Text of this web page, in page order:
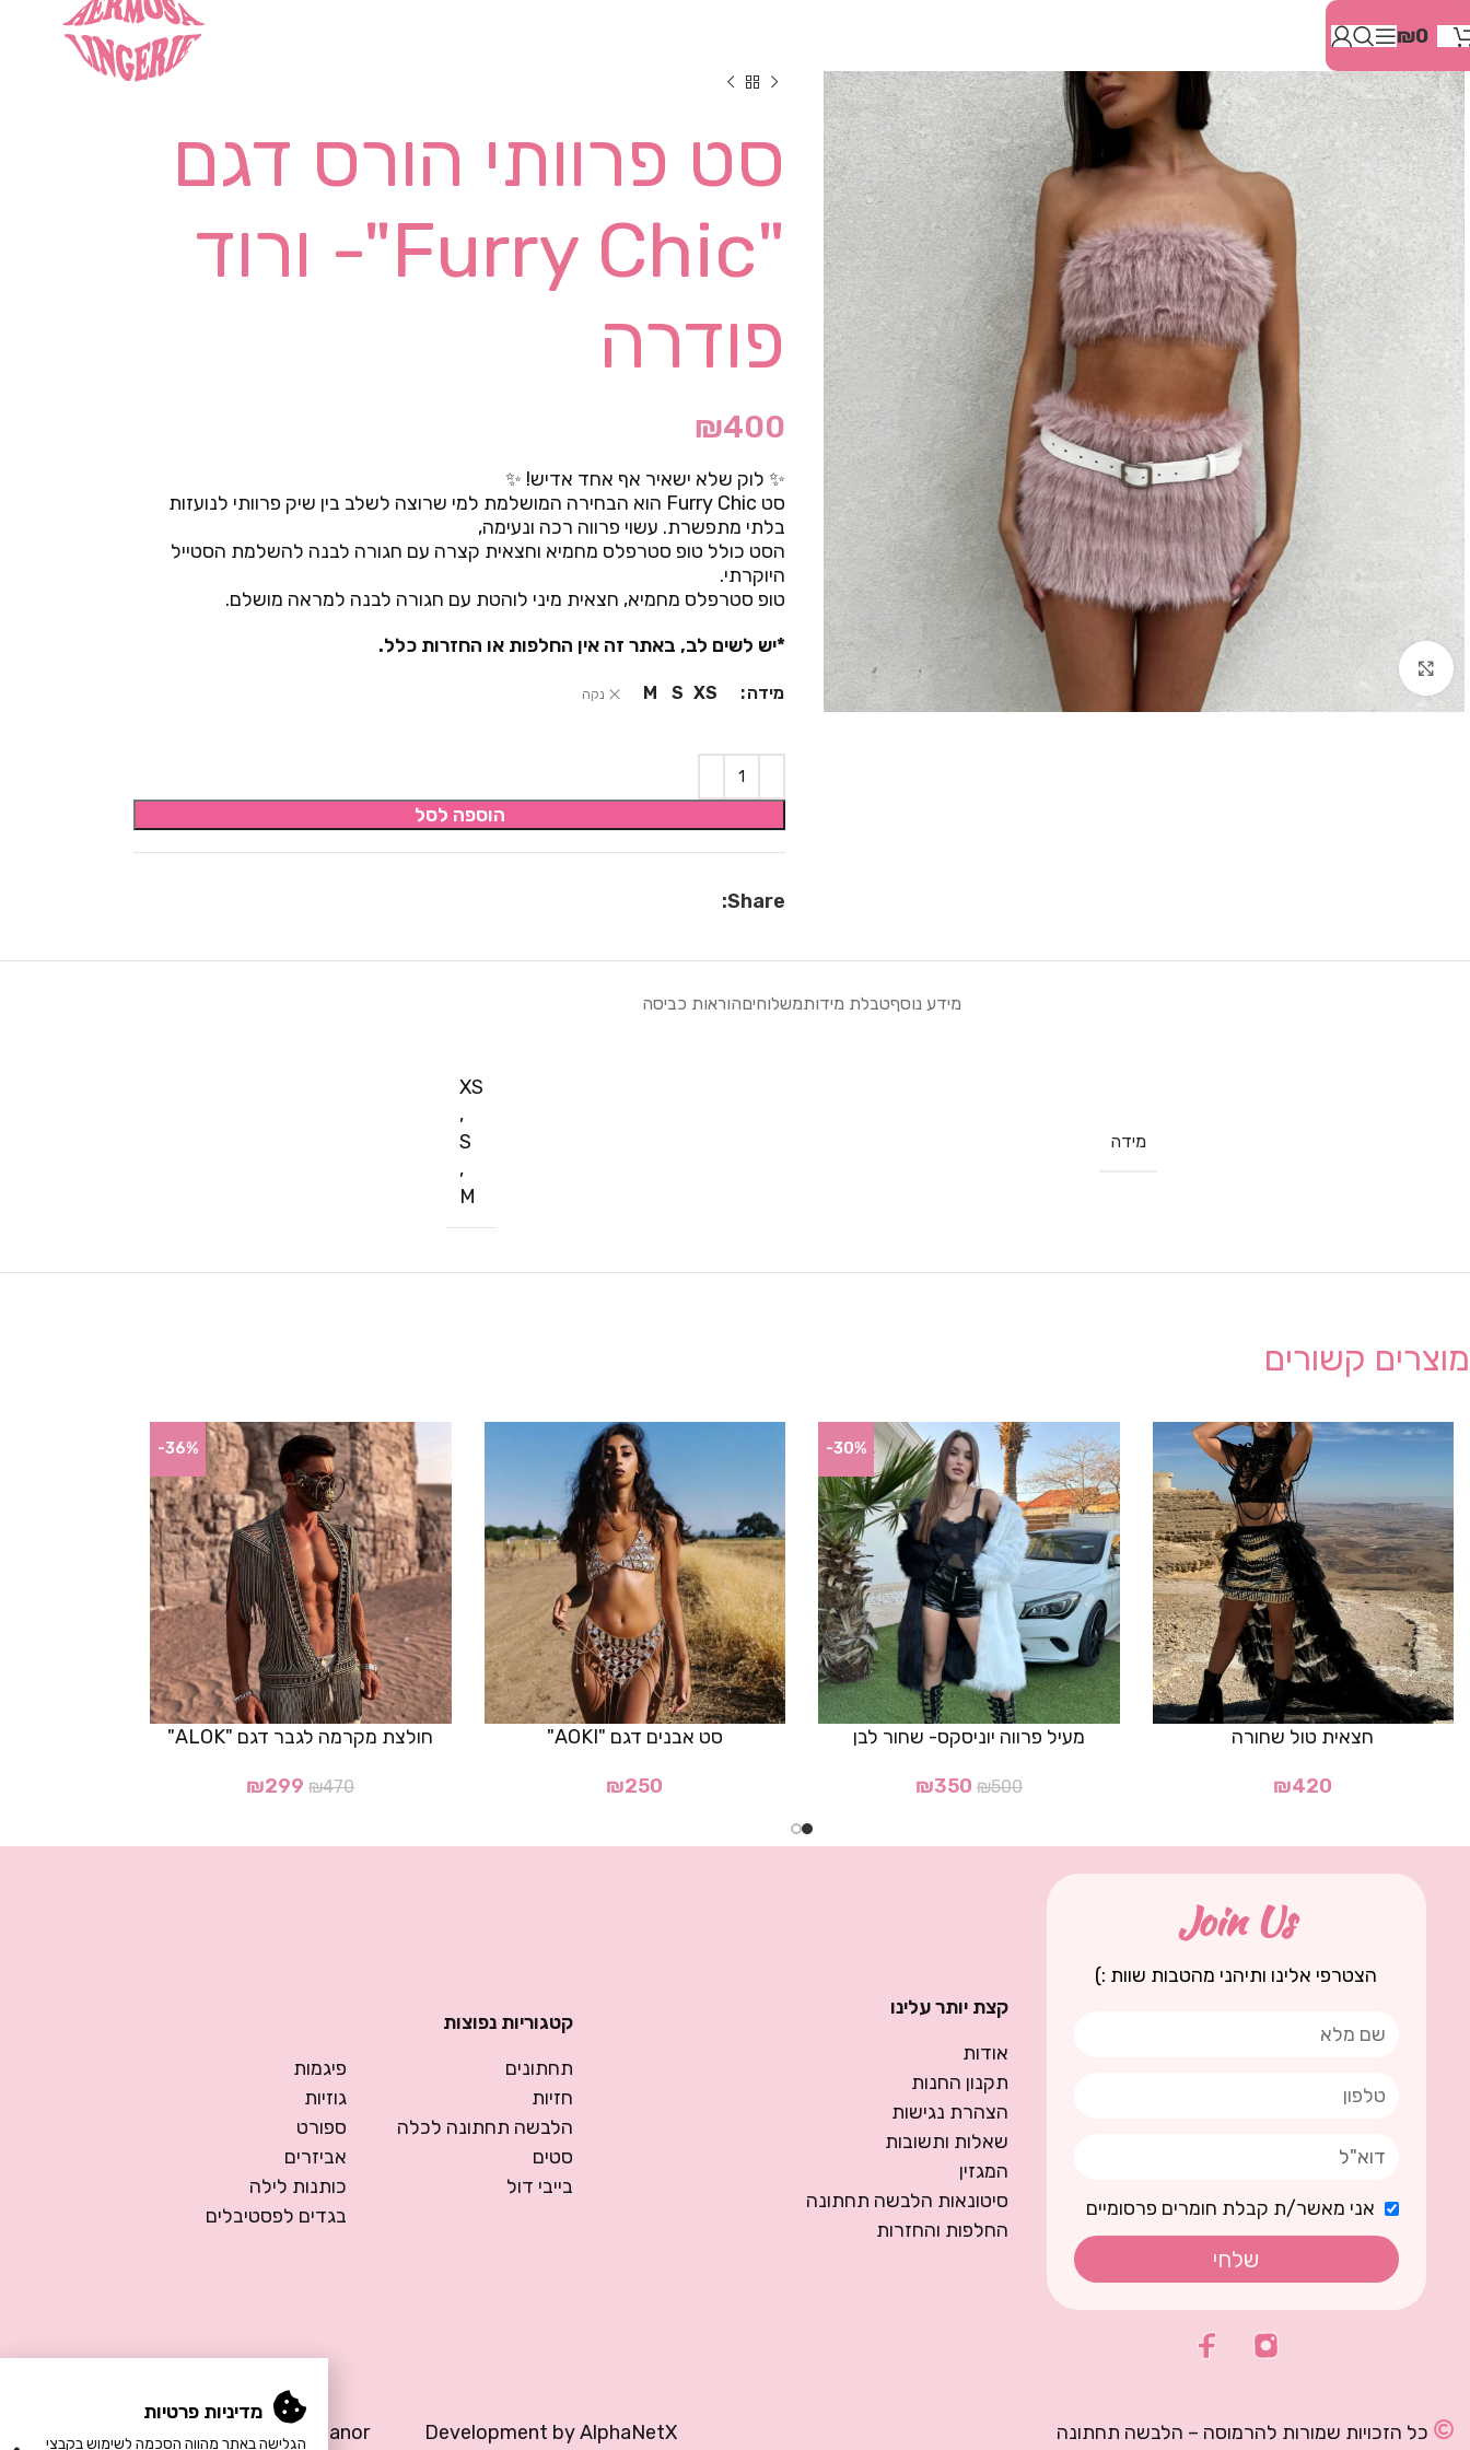
זֶה
מַעֲרֶכֶת
"המרכז
הישראלי
לְהַנְגָּשָׁת
אָתָרִים".
הַמְּסַיַּעַת
לִנְגִישׁוּת
הָאֲתָר.
לִפְתִיחַת
הֵנְּגִישׁוּת
לְחַץ
ALT+0
₪0
סט פרוותי הורס דגם
"Furry Chic"- ורוד
פודרה
₪400
✨ לוק שלא ישאיר אף אחד אדיש! ✨
סט Furry Chic הוא הבחירה המושלמת למי שרוצה לשלב בין שיק פרוותי לנועזות
בלתי מתפשרת. עשוי פרווה רכה ונעימה,
הסט כולל טופ סטרפלס מחמיא וחצאית קצרה עם חגורה לבנה להשלמת הסטייל
היוקרתי.
טופ סטרפלס מחמיא, חצאית מיני לוהטת עם חגורה לבנה למראה מושלם.
*יש לשים לב, באתר זה אין החלפות או החזרות כלל.
מידה XS
S
M נקה
הוספה לסל
Share:
מידע נוסףטבלת מידותמשלוחיםהוראות כביסה
מידה
XS
,
S
,
M
מוצרים קשורים
חצאית טול שחורה
₪420
-30%
מעיל פרווה יוניסקס- שחור לבן
₪500
₪350
סט אבנים דגם "AOKI"
₪250
-36%
חולצת מקרמה לגבר דגם "ALOK"
₪470
₪299
Join Us
הצטרפי אלינו ותיהני מהטבות שוות :)
אני מאשר/ת קבלת חומרים פרסומיים
שלחי
קצת יותר עלינו
אודות
תקנון החנות
הצהרת נגישות
שאלות ותשובות
המגזין
סיטונאות הלבשה תחתונה
החלפות והחזרות
קטגוריות נפוצות
תחתונים
חזיות
הלבשה תחתונה לכלה
סטים
בייבי דול
פיגמות
גוזיות
ספורט
אביזרים
כותנות לילה
בגדים לפסטיבלים
כל הזכויות שמורות להרמוסה – הלבשה תחתונה Development byAlphaNetX
Design by Meital Manor
מדיניות פרטיות
הגלישה באתר מהווה הסכמה לשימוש בקבצי